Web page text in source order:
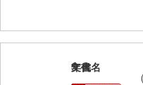
片山家文書（
月輪寺文書
9
文書名
年代